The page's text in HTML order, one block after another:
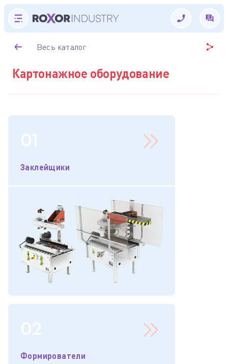
Весь каталог
Картонажное оборудование
01
Заклейщики
02
Формирователи